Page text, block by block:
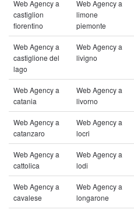
Web Agency a
castiglion
fiorentino
Web Agency a
limone
piemonte
Web Agency a
castiglione del
lago
Web Agency a
livigno
Web Agency a
catania
Web Agency a
livorno
Web Agency a
catanzaro
Web Agency a
locri
Web Agency a
cattolica
Web Agency a
lodi
Web Agency a
cavalese
Web Agency a
longarone